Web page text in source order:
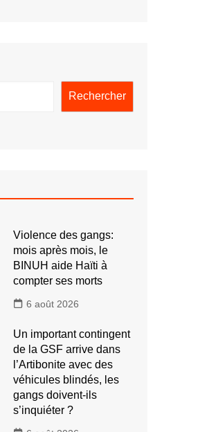
Rechercher
Violence des gangs:
mois après mois, le
BINUH aide Haïti à
compter ses morts
6 août 2026
Un important contingent
de la GSF arrive dans
l’Artibonite avec des
véhicules blindés, les
gangs doivent-ils
s’inquiéter ?